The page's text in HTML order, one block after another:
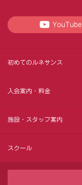
YouTube
初めてのルネサンス
入会案内・料金
施設・スタッフ案内
スクール